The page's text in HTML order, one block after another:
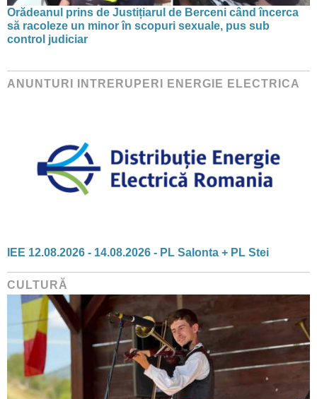
Orădeanul prins de Justițiarul de Berceni când încerca
să racoleze un minor în scopuri sexuale, pus sub
control judiciar
ANUNTURI INTRERUPERI ENERGIE ELECTRICA
IEE 12.08.2026 - 14.08.2026 - PL Salonta + PL Stei
CULTURĂ